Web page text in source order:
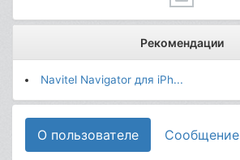
Рекомендации
Navitel Navigator для iPh...
О пользователе Сообщение